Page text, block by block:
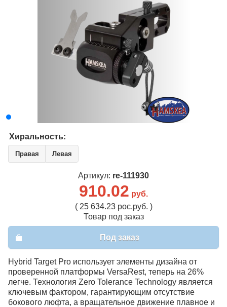
Хиральность:
Правая Левая
Артикул: re-111930
910.02 руб.
( 25 634.23 рос.руб. )
Товар под заказ
Под заказ
Hybrid Target Pro использует элементы дизайна от
проверенной платформы VersaRest, теперь на 26%
легче. Технология Zero Tolerance Technology является
ключевым фактором, гарантирующим отсутствие
бокового люфта, а вращательное движение плавное и